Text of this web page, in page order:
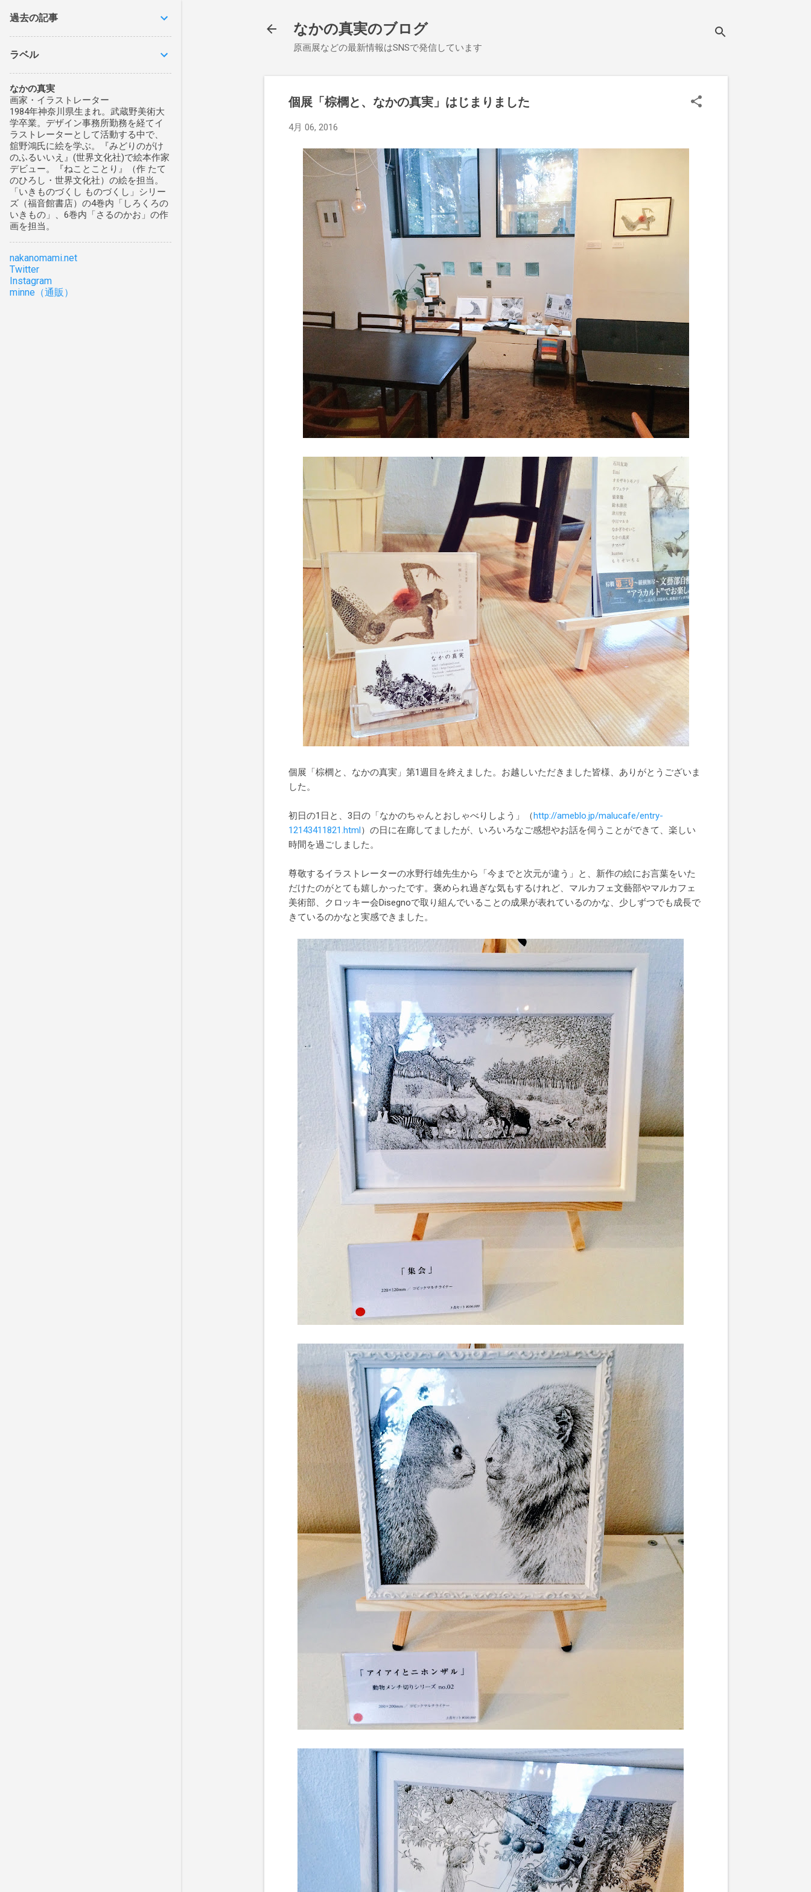
なかの真実のブログ
原画展などの最新情報はSNSで発信しています
個展「棕櫚と、なかの真実」はじまりました
4月 06, 2016
個展「棕櫚と、なかの真実」第1週目を終えました。お越しいただきました皆様、ありがとうございま
した。
初日の1日と、3日の「なかのちゃんとおしゃべりしよう」（http://ameblo.jp/malucafe/entry-
12143411821.html）の日に在廊してましたが、いろいろなご感想やお話を伺うことができて、楽しい
時間を過ごしました。
尊敬するイラストレーターの水野行雄先生から「今までと次元が違う」と、新作の絵にお言葉をいた
だけたのがとても嬉しかったです。褒められ過ぎな気もするけれど、マルカフェ文藝部やマルカフェ
美術部、クロッキー会Disegnoで取り組んでいることの成果が表れているのかな、少しずつでも成長で
きているのかなと実感できました。
過去の記事
ラベル
なかの真実
画家・イラストレーター
1984年神奈川県生まれ。武蔵野美術大
学卒業。デザイン事務所勤務を経てイ
ラストレーターとして活動する中で、
舘野鴻氏に絵を学ぶ。『みどりのがけ
のふるいいえ』(世界文化社)で絵本作家
デビュー。『ねことことり』（作 たて
のひろし・世界文化社）の絵を担当。
「いきものづくし ものづくし」シリー
ズ（福音館書店）の4巻内「しろくろの
いきもの」、6巻内「さるのかお」の作
画を担当。
nakanomami.net
Twitter
Instagram
minne（通販）